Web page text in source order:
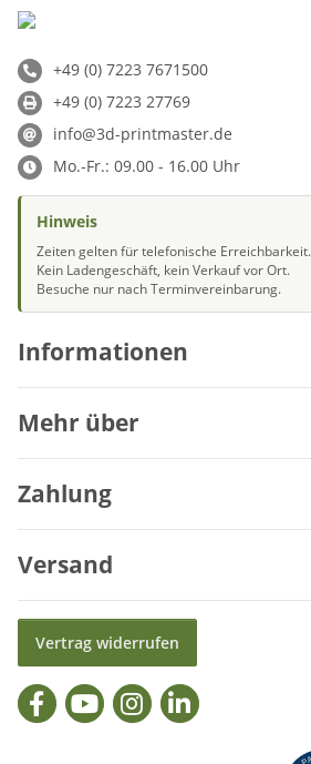
+49 (0) 7223 7671500
+49 (0) 7223 27769
info@3d-printmaster.de
Mo.-Fr.: 09.00 - 16.00 Uhr
Hinweis
Zeiten gelten für telefonische Erreichbarkeit.
Kein Ladengeschäft, kein Verkauf vor Ort.
Besuche nur nach Terminvereinbarung.
Informationen
Mehr über
Zahlung
Versand
Vertrag widerrufen